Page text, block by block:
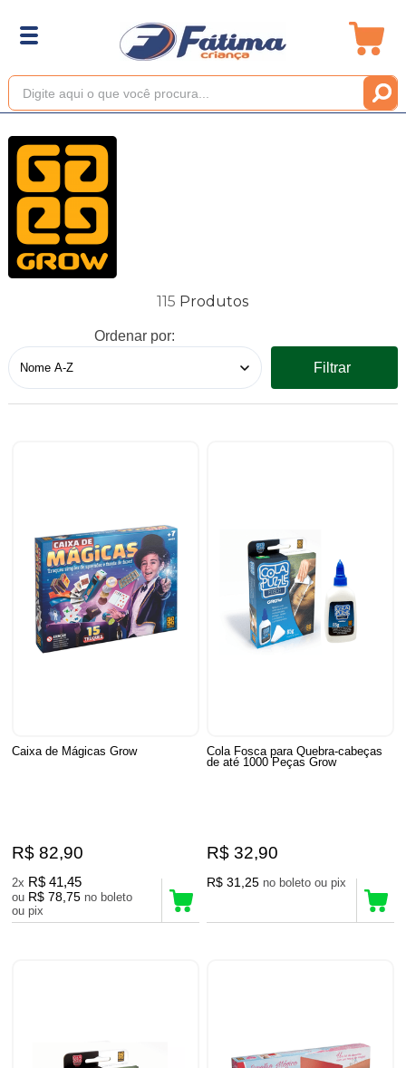
115
Ordenar por:
Filtrar
Caixa de Mágicas Grow
R$ 82,90
2x R$ 41,45
ou R$ 78,75 no boleto
ou pix
Cola Fosca para Quebra-cabeças
de até 1000 Peças Grow
R$ 32,90
R$ 31,25 no boleto ou pix